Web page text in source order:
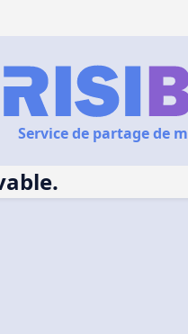
Service de partage de